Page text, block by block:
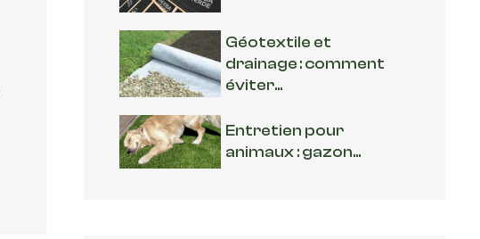
Géotextile et
drainage : comment
éviter...
Entretien pour
animaux : gazon...